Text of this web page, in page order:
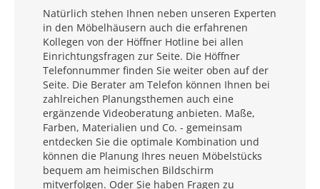
Natürlich stehen Ihnen neben unseren Experten
in den Möbelhäusern auch die erfahrenen
Kollegen von der Höffner Hotline bei allen
Einrichtungsfragen zur Seite. Die Höffner
Telefonnummer finden Sie weiter oben auf der
Seite. Die Berater am Telefon können Ihnen bei
zahlreichen Planungsthemen auch eine
ergänzende Videoberatung anbieten. Maße,
Farben, Materialien und Co. - gemeinsam
entdecken Sie die optimale Kombination und
können die Planung Ihres neuen Möbelstücks
bequem am heimischen Bildschirm
mitverfolgen. Oder Sie haben Fragen zu